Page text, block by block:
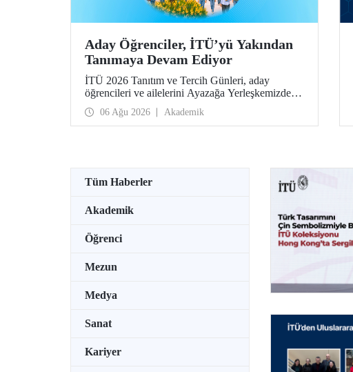
Aday Öğrenciler, İTÜ’yü Yakından
Tanımaya Devam Ediyor
İTÜ 2026 Tanıtım ve Tercih Günleri, aday
öğrencileri ve ailelerini Ayazağa Yerleşkemizde
ağırlamaya devam ediyor. Tanıtım ve Tercih
Günleri 7 Ağustos’ta tamamlanacak, ilgili fakülte
ve birimler adaylara bilgi vermeye devam edecek.
06 Ağu 2026 Akademik
Tüm Haberler
Akademik
Öğrenci
Mezun
Medya
Sanat
Kariyer